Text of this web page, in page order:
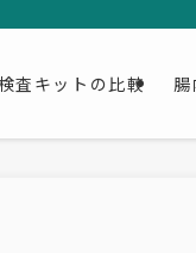
査キットの比較